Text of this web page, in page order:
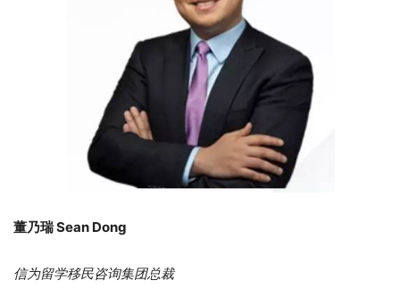
董乃瑞 Sean Dong
信为留学移民咨询集团总裁